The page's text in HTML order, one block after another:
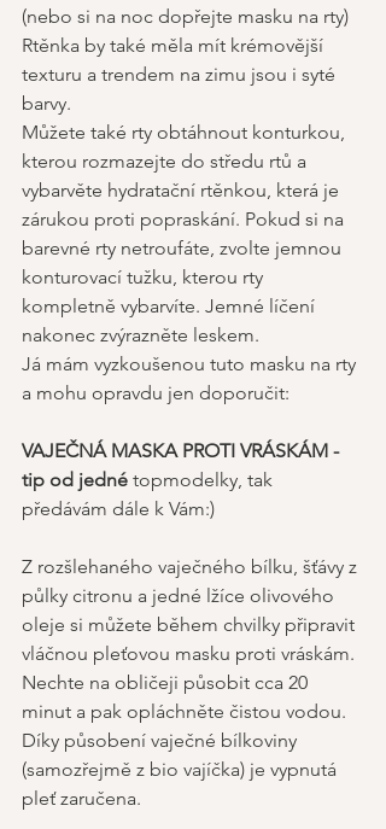
(nebo si na noc dopřejte masku na rty)
Rtěnka by také měla mít krémovější
texturu a trendem na zimu jsou i syté
barvy.
Můžete také rty obtáhnout konturkou,
kterou rozmazejte do středu rtů a
vybarvěte hydratační rtěnkou, která je
zárukou proti popraskání. Pokud si na
barevné rty netroufáte, zvolte jemnou
konturovací tužku, kterou rty
kompletně vybarvíte. Jemné líčení
nakonec zvýrazněte leskem.
Já mám vyzkoušenou tuto masku na rty
a mohu opravdu jen doporučit:
VAJEČNÁ MASKA PROTI VRÁSKÁM -
tip od jedné topmodelky, tak
předávám dále k Vám:)
Z rozšlehaného vaječného bílku, šťávy z
půlky citronu a jedné lžíce olivového
oleje si můžete během chvilky připravit
vláčnou pleťovou masku proti vráskám.
Nechte na obličeji působit cca 20
minut a pak opláchněte čistou vodou.
Díky působení vaječné bílkoviny
(samozřejmě z bio vajíčka) je vypnutá
pleť zaručena.